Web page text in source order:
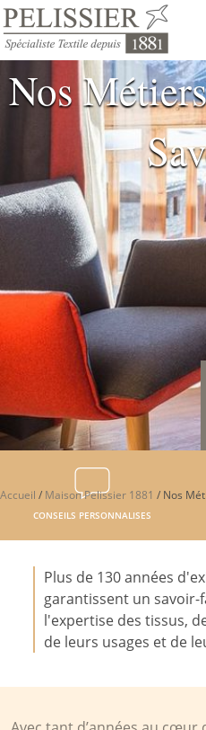
Nos
CONSEILS PERSONNALISES
Accueil / Maison Pelissier 1881 / Nos
Plus de 130 années
garantissent un savoir-
l'expertise des tissus,
de leurs usages et de